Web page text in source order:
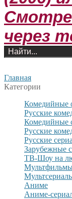
через
Главная
Категории
Комедийные
Русские
Комедийные
Русские
Русские
Зарубежные
ТВ-Шоу на
Аниме
Аниме-